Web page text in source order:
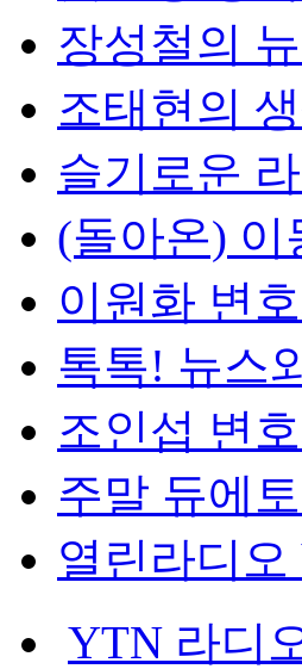
장성철의
조태현의
슬기로운
(돌아온) 이
이원화 변
톡톡! 뉴스
조인섭 변
주말 듀에
열린라디
YTN 라디